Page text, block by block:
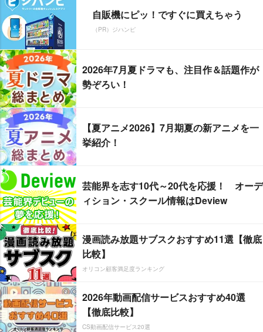
自販機にピッ！ですぐに買えちゃう
（PR）ジハンピ
2026年7月夏ドラマも、注目作＆話題作が
勢ぞろい！
【夏アニメ2026】7月期夏の新アニメを一
挙紹介！
芸能界を志す10代～20代を応援！ オーデ
ィション・スクール情報はDeview
漫画読み放題サブスクおすすめ11選【徹底
比較】
オリコン顧客満足度ランキング
2026年動画配信サービスおすすめ40選
【徹底比較】
CS動画配信サービス20選